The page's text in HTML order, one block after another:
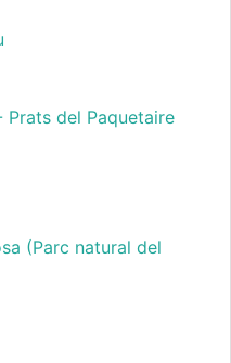
Prats del Paquetaire
(Parc natural del